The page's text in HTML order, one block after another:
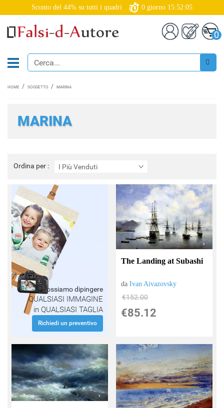
Sconto del 44% su tutti i quadri 0 giorno 15:52:03
0
HOME SOGGETTO MARINA
MARINA
Ordina per : I Più Venduti
Ordina
per
Possiamo dipingere
QUALSIASI IMMAGINE
in QUALSIASI TAGLIA
Richiedi un preventivo
The Landing at Subashi
daIvan Aivazovsky
€152.00
€85.12